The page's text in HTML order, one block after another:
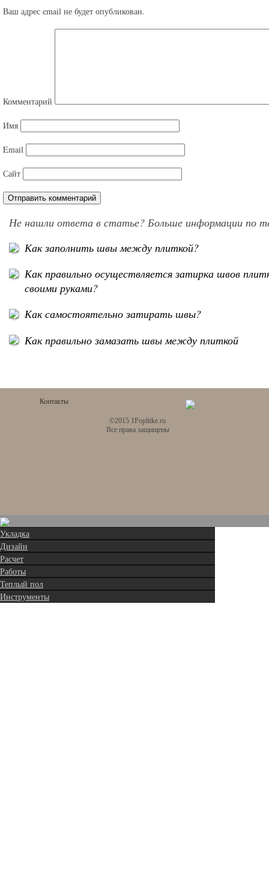
Ваш адрес email не будет опубликован.
Комментарий
Имя
Email
Сайт
Не нашли ответа в статье? Больше информации по
Как заполнить швы между плиткой?
Как правильно осуществляется затирка швов
своими руками?
Как самостоятельно затирать швы?
Как правильно замазать швы между плиткой
Контакты
©2015 1Poplitke.ru
Все права защищены
Укладка
Дизайн
Расчет
Работы
Теплый пол
Инструменты